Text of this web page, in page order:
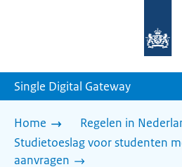
homepage
Single Digital Gateway
Home
Regelen in
Studietoeslag voor studenten
aanvragen